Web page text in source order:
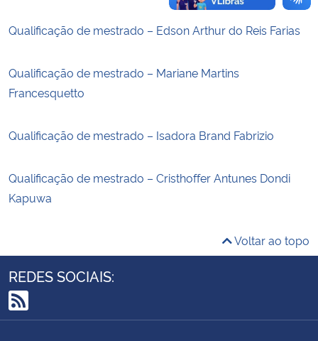
Qualificação de mestrado – Edson Arthur do Reis Farias
Qualificação de mestrado – Mariane Martins
Francesquetto
Qualificação de mestrado – Isadora Brand Fabrizio
Qualificação de mestrado – Cristhoffer Antunes Dondi
Kapuwa
Voltar ao topo
REDES SOCIAIS:
RSS